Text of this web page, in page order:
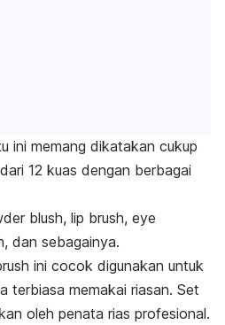
ini memang dikatakan cukup
12 kuas dengan berbagai
blush, lip brush, eye
dan sebagainya.
ini cocok digunakan untuk
terbiasa memakai riasan. Set
oleh penata rias profesional.